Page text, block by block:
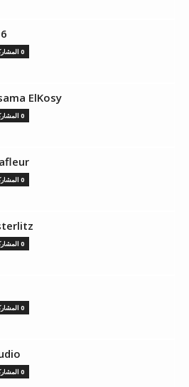
0 المشاركات
ElKosy
0 المشاركات
0 المشاركات
0 المشاركات
0 المشاركات
0 المشاركات